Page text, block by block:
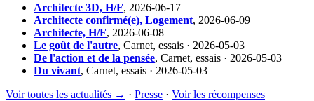
Architecte 3D, H/F, 2026-06-17
Architecte confirmé(e), Logement, 2026-06-09
Architecte, H/F, 2026-06-08
Le goût de l'autre, Carnet, essais · 2026-05-03
De l'action et de la pensée, Carnet, essais · 2026-05-03
Du vivant, Carnet, essais · 2026-05-03
Voir toutes les actualités → · Presse · Voir les récompenses